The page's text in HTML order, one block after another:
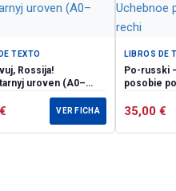
TEXTO
Rossija!
uroven (А0–
€ VER FICHA
LIBROS DE
Po-russki –
posobie
35,00 €